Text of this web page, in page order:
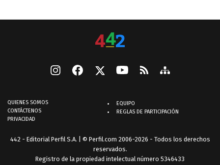
QUIENES SOMOS
CONTÁCTENOS
PRIVACIDAD
EQUIPO
REGLAS DE PARTICIPACIÓN
442 - Editorial Perfil S.A. | © Perfil.com 2006-2026 - Todos los derechos
reservados.
Registro de la propiedad intelectual número 5346433